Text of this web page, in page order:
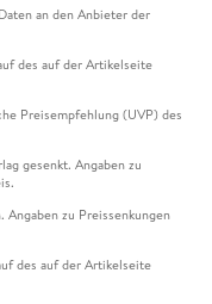
an den Anbieter der
des auf der Artikelseite
Preisempfehlung (UVP) des
gesenkt. Angaben zu
zu Preissenkungen
des auf der Artikelseite